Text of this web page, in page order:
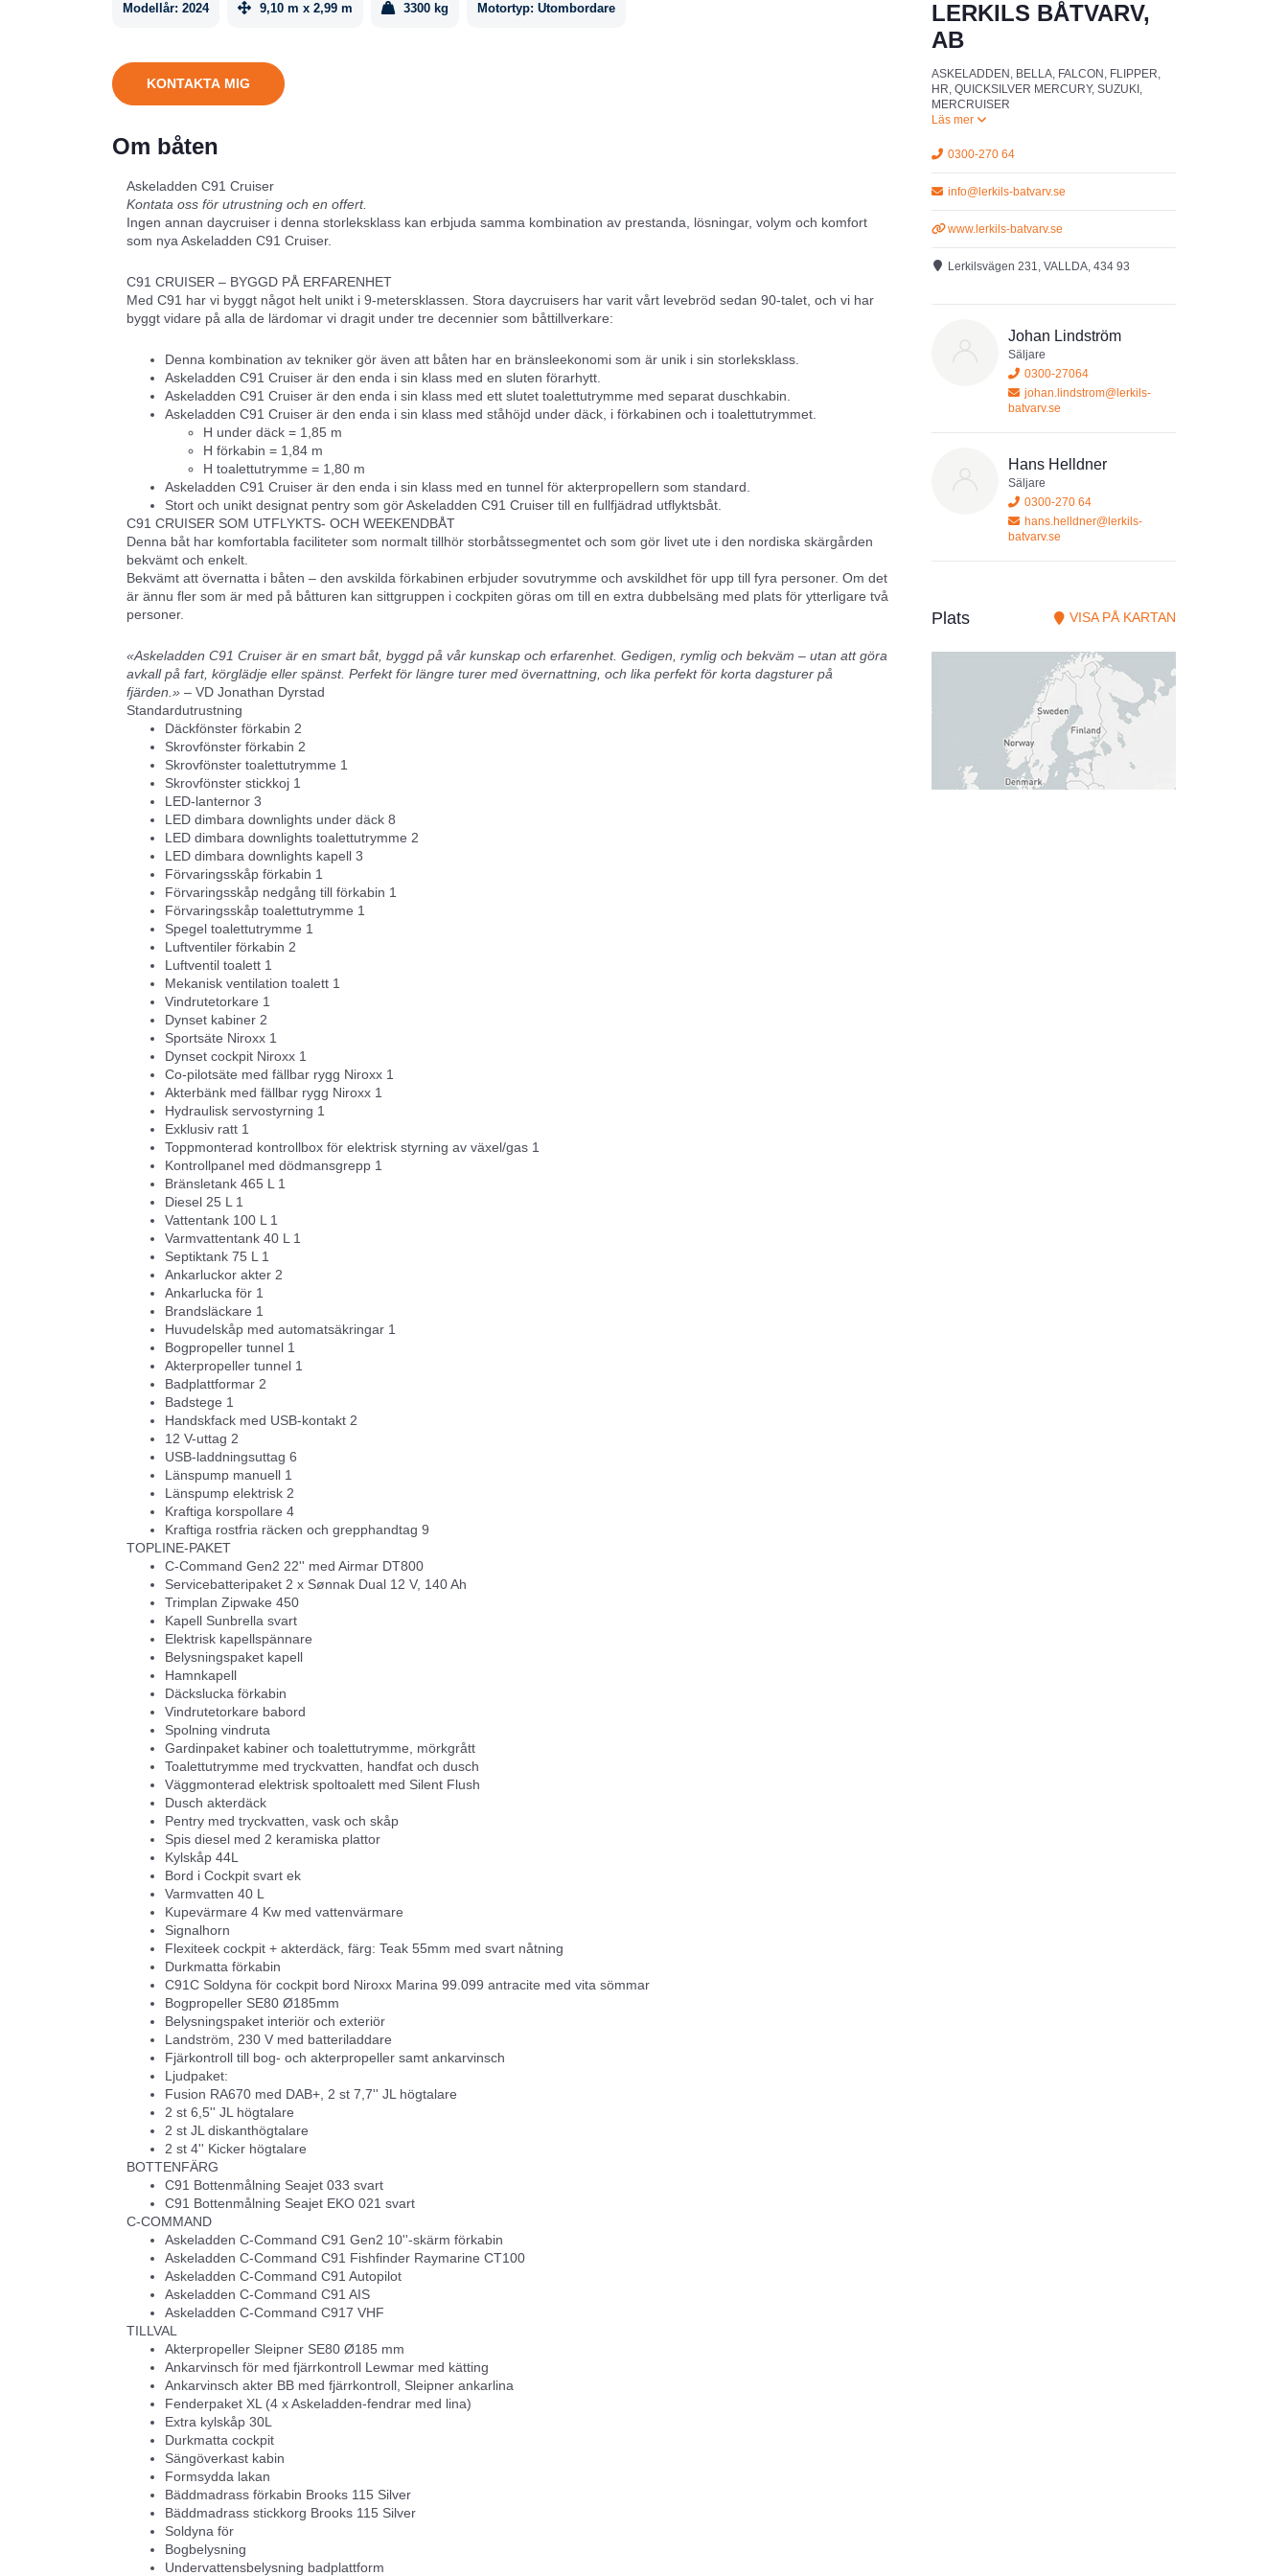
Modellår: 2024 9,10 m x 2,99 m 3300 kg Motortyp: Utombordare
KONTAKTA MIG
Om båten
Askeladden C91 Cruiser
Kontata oss för utrustning och en offert.
Ingen annan daycruiser i denna storleksklass kan erbjuda samma kombination av prestanda, lösningar, volym och komfort
som nya Askeladden C91 Cruiser.
C91 CRUISER – BYGGD PÅ ERFARENHET
Med C91 har vi byggt något helt unikt i 9-metersklassen. Stora daycruisers har varit vårt levebröd sedan 90-talet, och vi har
byggt vidare på alla de lärdomar vi dragit under tre decennier som båttillverkare:
Denna kombination av tekniker gör även att båten har en bränsleekonomi som är unik i sin storleksklass.
Askeladden C91 Cruiser är den enda i sin klass med en sluten förarhytt.
Askeladden C91 Cruiser är den enda i sin klass med ett slutet toalettutrymme med separat duschkabin.
Askeladden C91 Cruiser är den enda i sin klass med ståhöjd under däck, i förkabinen och i toalettutrymmet.
H under däck = 1,85 m
H förkabin = 1,84 m
H toalettutrymme = 1,80 m
Askeladden C91 Cruiser är den enda i sin klass med en tunnel för akterpropellern som standard.
Stort och unikt designat pentry som gör Askeladden C91 Cruiser till en fullfjädrad utflyktsbåt.
C91 CRUISER SOM UTFLYKTS- OCH WEEKENDBÅT
Denna båt har komfortabla faciliteter som normalt tillhör storbåtssegmentet och som gör livet ute i den nordiska skärgården
bekvämt och enkelt.
Bekvämt att övernatta i båten – den avskilda förkabinen erbjuder sovutrymme och avskildhet för upp till fyra personer. Om det
är ännu fler som är med på båtturen kan sittgruppen i cockpiten göras om till en extra dubbelsäng med plats för ytterligare två
personer.
«Askeladden C91 Cruiser är en smart båt, byggd på vår kunskap och erfarenhet. Gedigen, rymlig och bekväm – utan att göra
avkall på fart, körglädje eller spänst. Perfekt för längre turer med övernattning, och lika perfekt för korta dagsturer på
fjärden.» – VD Jonathan Dyrstad
Standardutrustning
Däckfönster förkabin 2
Skrovfönster förkabin 2
Skrovfönster toalettutrymme 1
Skrovfönster stickkoj 1
LED-lanternor 3
LED dimbara downlights under däck 8
LED dimbara downlights toalettutrymme 2
LED dimbara downlights kapell 3
Förvaringsskåp förkabin 1
Förvaringsskåp nedgång till förkabin 1
Förvaringsskåp toalettutrymme 1
Spegel toalettutrymme 1
Luftventiler förkabin 2
Luftventil toalett 1
Mekanisk ventilation toalett 1
Vindrutetorkare 1
Dynset kabiner 2
Sportsäte Niroxx 1
Dynset cockpit Niroxx 1
Co-pilotsäte med fällbar rygg Niroxx 1
Akterbänk med fällbar rygg Niroxx 1
Hydraulisk servostyrning 1
Exklusiv ratt 1
Toppmonterad kontrollbox för elektrisk styrning av växel/gas 1
Kontrollpanel med dödmansgrepp 1
Bränsletank 465 L 1
Diesel 25 L 1
Vattentank 100 L 1
Varmvattentank 40 L 1
Septiktank 75 L 1
Ankarluckor akter 2
Ankarlucka för 1
Brandsläckare 1
Huvudelskåp med automatsäkringar 1
Bogpropeller tunnel 1
Akterpropeller tunnel 1
Badplattformar 2
Badstege 1
Handskfack med USB-kontakt 2
12 V-uttag 2
USB-laddningsuttag 6
Länspump manuell 1
Länspump elektrisk 2
Kraftiga korspollare 4
Kraftiga rostfria räcken och grepphandtag 9
TOPLINE-PAKET
C-Command Gen2 22'' med Airmar DT800
Servicebatteripaket 2 x Sønnak Dual 12 V, 140 Ah
Trimplan Zipwake 450
Kapell Sunbrella svart
Elektrisk kapellspännare
Belysningspaket kapell
Hamnkapell
Däckslucka förkabin
Vindrutetorkare babord
Spolning vindruta
Gardinpaket kabiner och toalettutrymme, mörkgrått
Toalettutrymme med tryckvatten, handfat och dusch
Väggmonterad elektrisk spoltoalett med Silent Flush
Dusch akterdäck
Pentry med tryckvatten, vask och skåp
Spis diesel med 2 keramiska plattor
Kylskåp 44L
Bord i Cockpit svart ek
Varmvatten 40 L
Kupevärmare 4 Kw med vattenvärmare
Signalhorn
Flexiteek cockpit + akterdäck, färg: Teak 55mm med svart nåtning
Durkmatta förkabin
C91C Soldyna för cockpit bord Niroxx Marina 99.099 antracite med vita sömmar
Bogpropeller SE80 Ø185mm
Belysningspaket interiör och exteriör
Landström, 230 V med batteriladdare
Fjärkontroll till bog- och akterpropeller samt ankarvinsch
Ljudpaket:
Fusion RA670 med DAB+, 2 st 7,7'' JL högtalare
2 st 6,5'' JL högtalare
2 st JL diskanthögtalare
2 st 4'' Kicker högtalare
BOTTENFÄRG
C91 Bottenmålning Seajet 033 svart
C91 Bottenmålning Seajet EKO 021 svart
C-COMMAND
Askeladden C-Command C91 Gen2 10''-skärm förkabin
Askeladden C-Command C91 Fishfinder Raymarine CT100
Askeladden C-Command C91 Autopilot
Askeladden C-Command C91 AIS
Askeladden C-Command C917 VHF
TILLVAL
Akterpropeller Sleipner SE80 Ø185 mm
Ankarvinsch för med fjärrkontroll Lewmar med kätting
Ankarvinsch akter BB med fjärrkontroll, Sleipner ankarlina
Fenderpaket XL (4 x Askeladden-fendrar med lina)
Extra kylskåp 30L
Durkmatta cockpit
Sängöverkast kabin
Formsydda lakan
Bäddmadrass förkabin Brooks 115 Silver
Bäddmadrass stickkorg Brooks 115 Silver
Soldyna för
Bogbelysning
Undervattensbelysning badplattform
LERKILS BÅTVARV,
AB
ASKELADDEN, BELLA, FALCON, FLIPPER,
HR, QUICKSILVER MERCURY, SUZUKI,
MERCRUISER
0300-270 64
info@lerkils-batvarv.se
www.lerkils-batvarv.se
Lerkilsvägen 231, VALLDA, 434 93
Johan Lindström
Säljare
0300-27064
johan.lindstrom@lerkils-
batvarv.se
Hans Helldner
Säljare
0300-270 64
hans.helldner@lerkils-
batvarv.se
Plats VISA PÅ KARTAN